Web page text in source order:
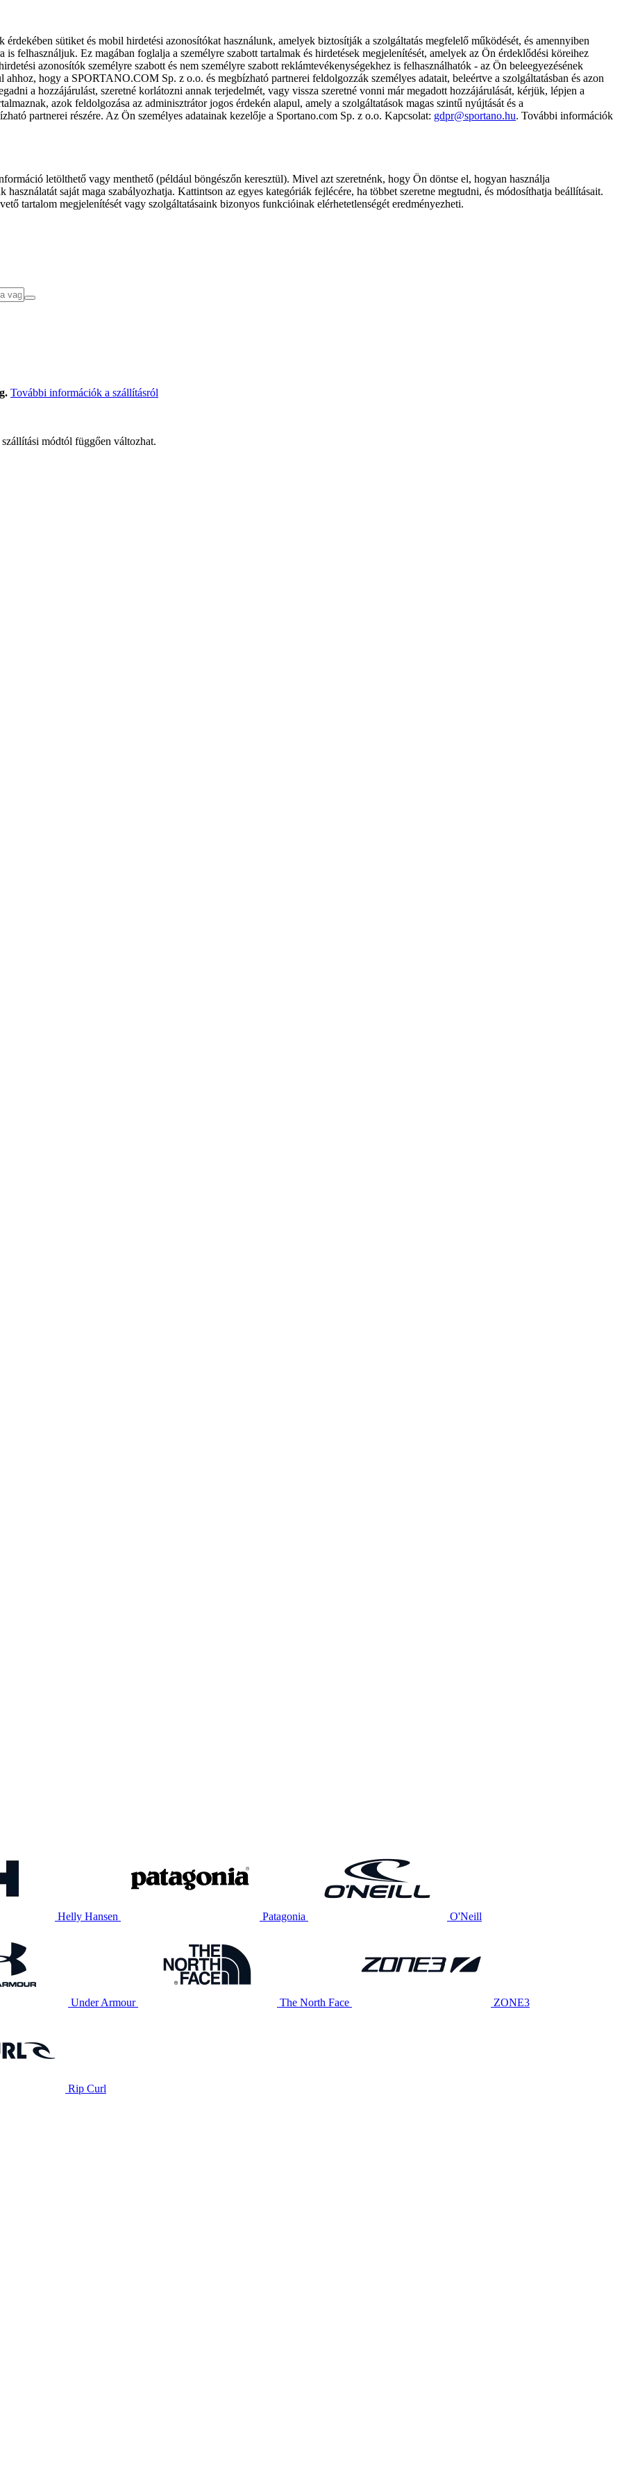
sütiket és mobil hirdetési azonosítókat használunk, amelyek biztosítják a szolgáltatás megfelelő működését, és amennyiben
is felhasználjuk. Ez magában foglalja a személyre szabott tartalmak és hirdetések megjelenítését, amelyek az Ön érdeklődési köreihez
azonosítók személyre szabott és nem személyre szabott reklámtevékenységekhez is felhasználhatók - az Ön beleegyezésének
hogy a SPORTANO.COM Sp. z o.o. és megbízható partnerei feldolgozzák személyes adatait, beleértve a szolgáltatásban és azon
a hozzájárulást, szeretné korlátozni annak terjedelmét, vagy vissza szeretné vonni már megadott hozzájárulását, kérjük, lépjen a
azok feldolgozása az adminisztrátor jogos érdekén alapul, amely a szolgáltatások magas szintű nyújtását és a
partnerei részére. Az Ön személyes adatainak kezelője a Sportano.com Sp. z o.o. Kapcsolat: gdpr@sportano.hu. További információk
letölthető vagy menthető (például böngészőn keresztül). Mivel azt szeretnénk, hogy Ön döntse el, hogyan használja
saját maga szabályozhatja. Kattintson az egyes kategóriák fejlécére, ha többet szeretne megtudni, és módosíthatja beállításait.
tartalom megjelenítését vagy szolgáltatásaink bizonyos funkcióinak elérhetetlenségét eredményezheti.
További információk a szállításról
módtól függően változhat.
Helly Hansen Patagonia O'Neill
Under Armour The North Face ZONE3
Rip Curl